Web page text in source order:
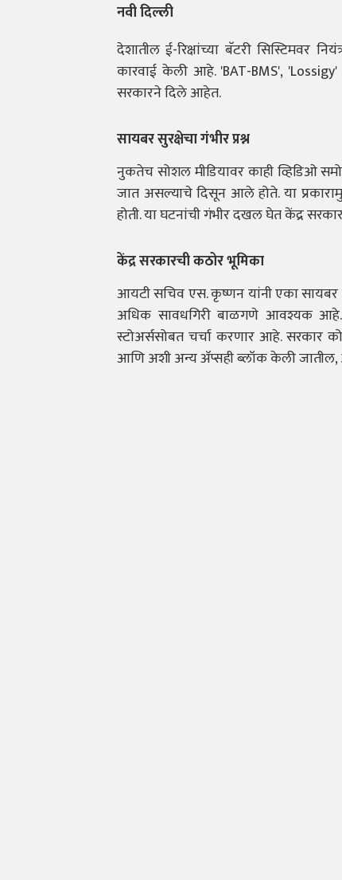
नवी दिल्ली
देशातील ई-रिक्षांच्या बॅटरी सिस्टिमवर
कारवाई केली आहे. 'BAT-BMS',
सरकारने दिले आहेत.
सायबर सुरक्षेचा गंभीर प्रश्न
नुकतेच सोशल मीडियावर काही व्हिडिओ
जात असल्याचे दिसून आले होते. या
होती. या घटनांची गंभीर दखल घेत केंद्र
केंद्र सरकारची कठोर भूमिका
आयटी सचिव एस. कृष्णन यांनी एका सायबर
अधिक सावधगिरी बाळगणे आवश्यक आहे.
स्टोअर्ससोबत चर्चा करणार आहे. सरकार
आणि अशी अन्य ॲप्सही ब्लॉक केली जातील,